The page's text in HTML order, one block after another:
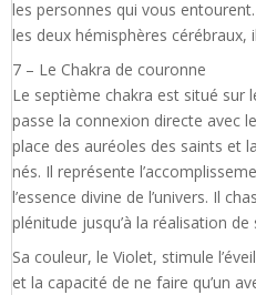
les personnes qui vous
les deux hémisphères cérébraux,
7 – Le Chakra de couronne
Le septième chakra est situé sur
passe la connexion directe avec
place des auréoles des saints et
nés. Il représente
l’essence divine de l’univers. Il
plénitude jusqu’à la réalisation de
Sa couleur, le Violet, stimule
et la capacité de ne faire qu’un